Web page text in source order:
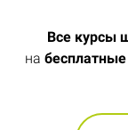
Все курсы
на